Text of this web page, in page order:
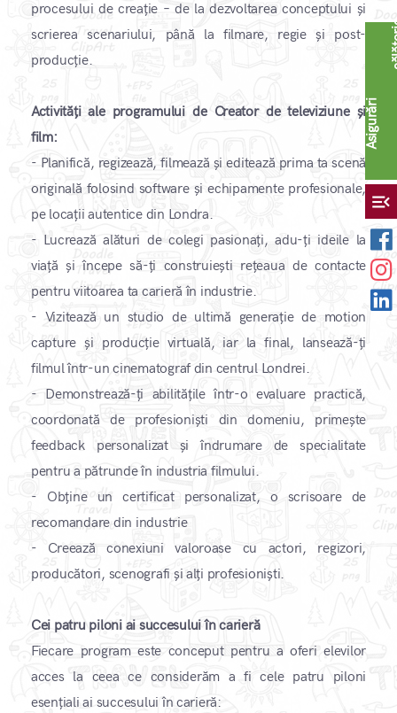
procesului de creație – de la dezvoltarea conceptului și
scrierea scenariului, până la filmare, regie și post-
producție.
Activități ale programului de Creator de televiziune și
film:
- Planifică, regizează, filmează și editează prima ta scenă
originală folosind software și echipamente profesionale,
pe locații autentice din Londra.
- Lucrează alături de colegi pasionați, adu-ți ideile la
viață și începe să-ți construiești rețeaua de contacte
pentru viitoarea ta carieră în industrie.
- Vizitează un studio de ultimă generație de motion
capture și producție virtuală, iar la final, lansează-ți
filmul într-un cinematograf din centrul Londrei.
- Demonstrează-ți abilitățile într-o evaluare practică,
coordonată de profesioniști din domeniu, primește
feedback personalizat și îndrumare de specialitate
pentru a pătrunde în industria filmului.
- Obține un certificat personalizat, o scrisoare de
recomandare din industrie
- Creează conexiuni valoroase cu actori, regizori,
producători, scenografi și alți profesioniști.
Cei patru piloni ai succesului în carieră
Fiecare program este conceput pentru a oferi elevilor
acces la ceea ce considerăm a fi cele patru piloni
esențiali ai succesului în carieră:
A
s
i
g
u
r
ă
r
i
c
ă
l
ă
t
o
r
i
menu_open